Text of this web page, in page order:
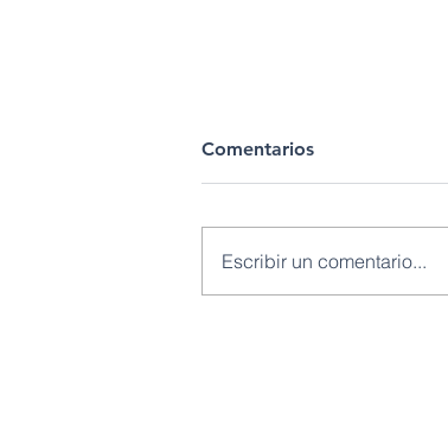
Comentarios
Escribir un comentario...